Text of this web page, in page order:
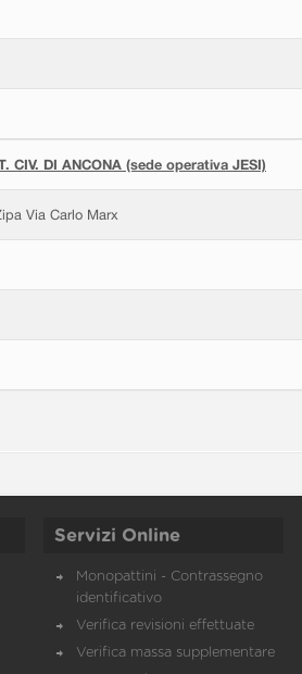
CIV. DI ANCONA (sede operativa JESI)
Via Carlo Marx
Servizi Online
Monopattini - Contrassegno
identificativo
Verifica revisioni effettuate
Verifica massa supplementare